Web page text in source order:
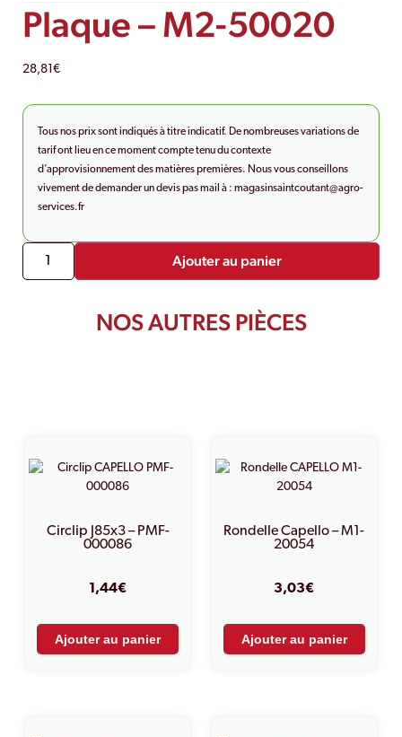
Plaque – M2-50020
28,81€
Tous nos prix sont indiqués à titre indicatif. De nombreuses variations de
tarif ont lieu en ce moment compte tenu du contexte
d’approvisionnement des matières premières. Nous vous conseillons
vivement de demander un devis pas mail à : magasinsaintcoutant@agro-
services.fr
Ajouter au panier
NOS AUTRES PIÈCES
Circlip J85x3 – PMF-
000086
1,44€
Ajouter au panier
Rondelle Capello – M1-
20054
3,03€
Ajouter au panier